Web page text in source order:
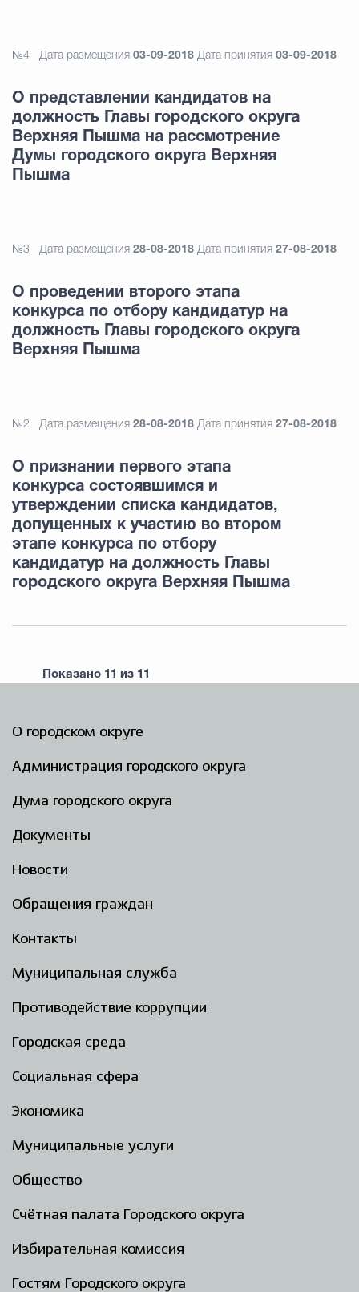
№4 Дата размещения 03-09-2018 Дата принятия 03-09-2018
О представлении кандидатов на
должность Главы городского округа
Верхняя Пышма на рассмотрение
Думы городского округа Верхняя
Пышма
№3 Дата размещения 28-08-2018 Дата принятия 27-08-2018
О проведении второго этапа
конкурса по отбору кандидатур на
должность Главы городского округа
Верхняя Пышма
№2 Дата размещения 28-08-2018 Дата принятия 27-08-2018
О признании первого этапа
конкурса состоявшимся и
утверждении списка кандидатов,
допущенных к участию во втором
этапе конкурса по отбору
кандидатур на должность Главы
городского округа Верхняя Пышма
Показано 11 из 11
О городском округе
Администрация городского округа
Дума городского округа
Документы
Новости
Обращения граждан
Контакты
Муниципальная служба
Противодействие коррупции
Городская среда
Социальная сфера
Экономика
Муниципальные услуги
Общество
Счётная палата Городского округа
Избирательная комиссия
Гостям Городского округа